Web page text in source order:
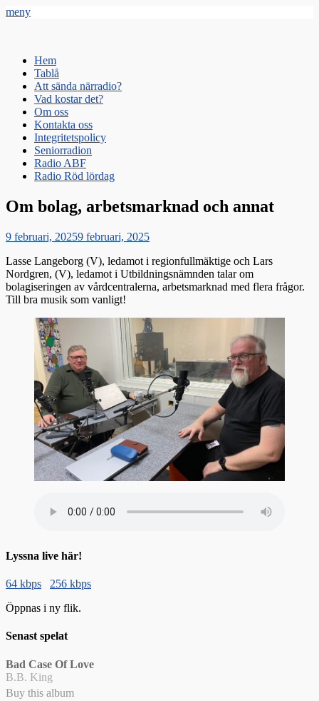
meny
Primär
meny
Hoppa
innehåll
Hem
Tablå
Att sända närradio?
Vad kostar det?
Om oss
Kontakta oss
Integritetspolicy
Seniorradion
Radio ABF
Radio Röd lördag
Om bolag, arbetsmarknad och annat
Publicerat
9 februari, 20259 februari, 2025
Lasse Langeborg (V), ledamot i regionfullmäktige och Lars
Nordgren, (V), ledamot i Utbildningsnämnden talar om
bolagiseringen av vårdcentralerna, arbetsmarknad med flera frågor.
Till bra musik som vanligt!
Lyssna live här!
64 kbps
256 kbps
Öppnas i ny flik.
Senast spelat
Bad Case Of Love
B.B. King
Buy this album